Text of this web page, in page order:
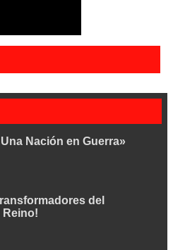
Nación en Guerra»
del
Reino!